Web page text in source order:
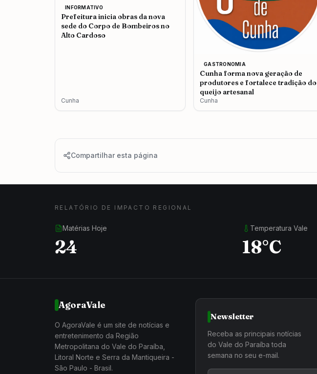
INFORMATIVO
Prefeitura inicia obras da nova
sede do Corpo de Bombeiros no
Alto Cardoso
Cunha
GASTRONOMIA
Cunha forma nova geração de
produtores e fortalece tradição do
queijo artesanal
Cunha
Compartilhar esta página
RELATÓRIO DE IMPACTO REGIONAL
Matérias Hoje
24
Temperatura Vale
18°C
AgoraVale
O AgoraVale é um site de notícias e
entretenimento da Região
Metropolitana do Vale do Paraíba,
Litoral Norte e Serra da Mantiqueira -
São Paulo - Brasil.
Newsletter
Receba as principais notícias
do Vale do Paraíba toda
semana no seu e-mail.